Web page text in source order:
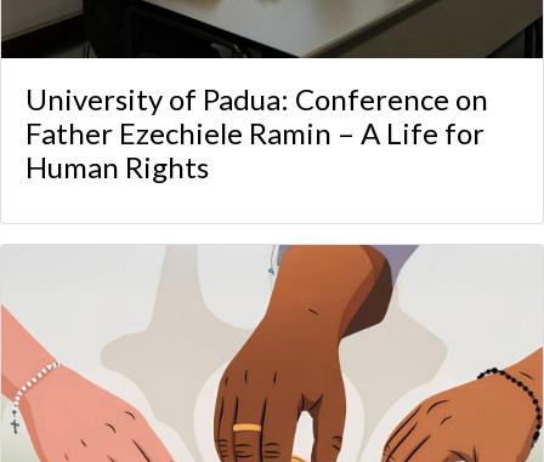
University of Padua: Conference on
Father Ezechiele Ramin – A Life for
Human Rights